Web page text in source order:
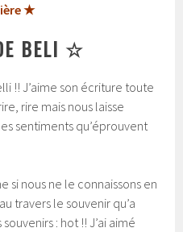
★
BELI ☆
!! J’aime son écriture toute
rire mais nous laisse
sentiments qu’éprouvent
si nous ne le connaissons en
travers le souvenir qu’a
: hot !! J’ai aimé